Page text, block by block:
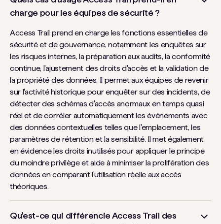
charge pour les équipes de sécurité ?
Access Trail prend en charge les fonctions essentielles de
sécurité et de gouvernance, notamment les enquêtes sur
les risques internes, la préparation aux audits, la conformité
continue, l'ajustement des droits d'accès et la validation de
la propriété des données. Il permet aux équipes de revenir
sur l'activité historique pour enquêter sur des incidents, de
détecter des schémas d'accès anormaux en temps quasi
réel et de corréler automatiquement les événements avec
des données contextuelles telles que l'emplacement, les
paramètres de rétention et la sensibilité. Il met également
en évidence les droits inutilisés pour appliquer le principe
du moindre privilège et aide à minimiser la prolifération des
données en comparant l'utilisation réelle aux accès
théoriques.
Qu'est-ce qui différencie Access Trail des